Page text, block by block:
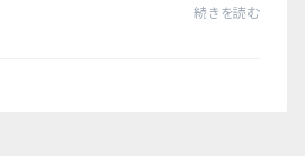
続きを読む